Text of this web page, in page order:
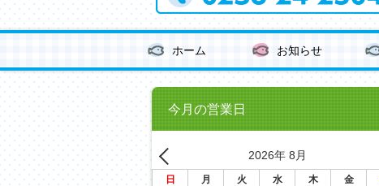
ホーム お知らせ
今月の営業日
2026年 8月
日 月 火 水 木 金